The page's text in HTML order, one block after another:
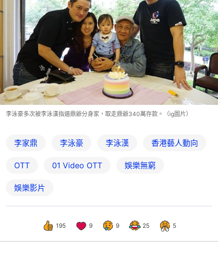
李泳豪多次被李泳漢指逼鼎爺分身家，取走鼎爺340萬存款。（ig圖片）
李家鼎 李泳豪 李泳漢 香港藝人動向
OTT 01‌ ‌Video‌ ‌OTT 娛樂無窮
娛樂影片
195 9 9 25 5